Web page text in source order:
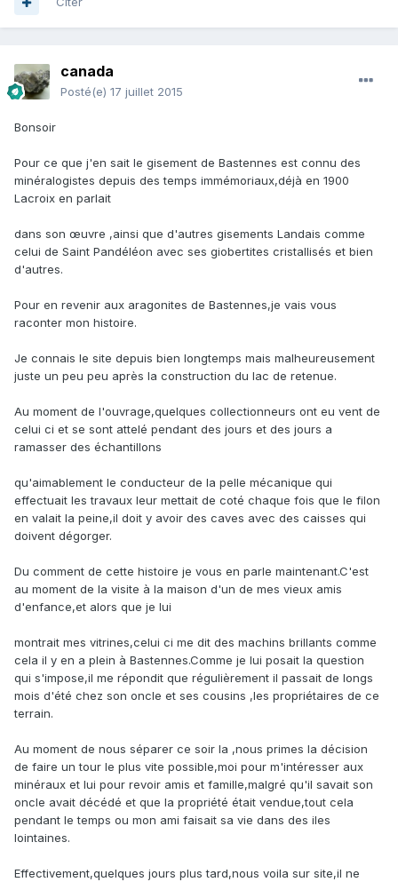
canada
Posté(e) 17 juillet 2015
Bonsoir
Pour ce que j'en sait le gisement de Bastennes est connu des
minéralogistes depuis des temps immémoriaux,déjà en 1900
Lacroix en parlait
dans son œuvre ,ainsi que d'autres gisements Landais comme
celui de Saint Pandéléon avec ses giobertites cristallisés et bien
d'autres.
Pour en revenir aux aragonites de Bastennes,je vais vous
raconter mon histoire.
Je connais le site depuis bien longtemps mais malheureusement
juste un peu peu après la construction du lac de retenue.
Au moment de l'ouvrage,quelques collectionneurs ont eu vent de
celui ci et se sont attelé pendant des jours et des jours a
ramasser des échantillons
qu'aimablement le conducteur de la pelle mécanique qui
effectuait les travaux leur mettait de coté chaque fois que le filon
en valait la peine,il doit y avoir des caves avec des caisses qui
doivent dégorger.
Du comment de cette histoire je vous en parle maintenant.C'est
au moment de la visite à la maison d'un de mes vieux amis
d'enfance,et alors que je lui
montrait mes vitrines,celui ci me dit des machins brillants comme
cela il y en a plein à Bastennes.Comme je lui posait la question
qui s'impose,il me répondit que régulièrement il passait de longs
mois d'été chez son oncle et ses cousins ,les propriétaires de ce
terrain.
Au moment de nous séparer ce soir la ,nous primes la décision
de faire un tour le plus vite possible,moi pour m'intéresser aux
minéraux et lui pour revoir amis et famille,malgré qu'il savait son
oncle avait décédé et que la propriété était vendue,tout cela
pendant le temps ou mon ami faisait sa vie dans des iles
lointaines.
Effectivement,quelques jours plus tard,nous voila sur site,il ne